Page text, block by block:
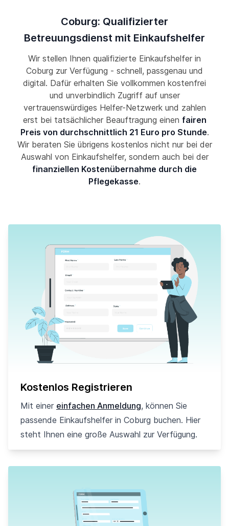
Coburg: Qualifizierter
Betreuungsdienst mit Einkaufshelfer
Wir stellen Ihnen qualifizierte Einkaufshelfer in
Coburg zur Verfügung - schnell, passgenau und
digital. Dafür erhalten Sie vollkommen kostenfrei
und unverbindlich Zugriff auf unser
vertrauenswürdiges Helfer-Netzwerk und zahlen
erst bei tatsächlicher Beauftragung einen fairen
Preis von durchschnittlich 21 Euro pro Stunde.
Wir beraten Sie übrigens kostenlos nicht nur bei der
Auswahl von Einkaufshelfer, sondern auch bei der
finanziellen Kostenübernahme durch die
Pflegekasse.
Kostenlos Registrieren
Mit einer einfachen Anmeldung, können Sie
passende Einkaufshelfer in Coburg buchen. Hier
steht Ihnen eine große Auswahl zur Verfügung.